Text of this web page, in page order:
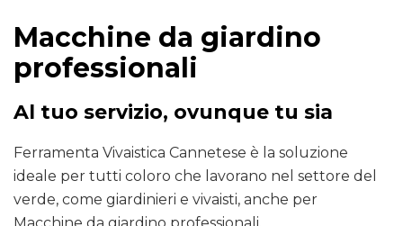
Macchine da giardino
professionali
Al tuo servizio, ovunque tu sia
Ferramenta Vivaistica Cannetese è la soluzione
ideale per tutti coloro che lavorano nel settore del
verde, come giardinieri e vivaisti, anche per